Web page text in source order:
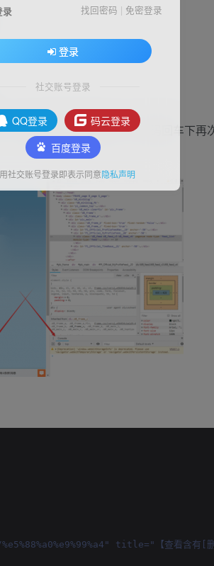
页会继续删或者再放一次代码回车下再
title="【查看含有[删
录 找回密码 | 免密登录
登录
社交账号登录
QQ登录
码云登录
百度登录
社交账号登录即表示同意隐私声明